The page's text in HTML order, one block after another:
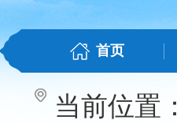
首页
当前位置：